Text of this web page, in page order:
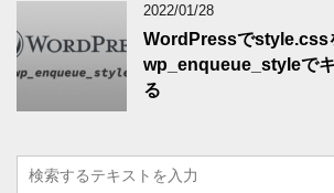
2022/01/28
WordPressでstyle.css
wp_enqueue_styleで
る